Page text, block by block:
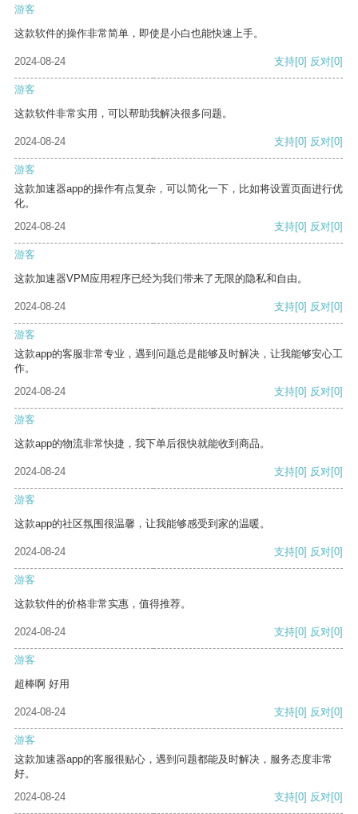
游客
这款软件的操作非常简单，即使是小白也能快速上手。
2024-08-24 支持[0] 反对[0]
游客
这款软件非常实用，可以帮助我解决很多问题。
2024-08-24 支持[0] 反对[0]
游客
这款加速器app的操作有点复杂，可以简化一下，比如将设置页面进行优
化。
2024-08-24
支持[0] 反对[0]
游客
这款加速器VPM应用程序已经为我们带来了无限的隐私和自由。
2024-08-24 支持[0] 反对[0]
游客
这款app的客服非常专业，遇到问题总是能够及时解决，让我能够安心工
作。
2024-08-24
支持[0] 反对[0]
游客
这款app的物流非常快捷，我下单后很快就能收到商品。
2024-08-24 支持[0] 反对[0]
游客
这款app的社区氛围很温馨，让我能够感受到家的温暖。
2024-08-24 支持[0] 反对[0]
游客
这款软件的价格非常实惠，值得推荐。
2024-08-24 支持[0] 反对[0]
游客
超棒啊 好用
2024-08-24 支持[0] 反对[0]
游客
这款加速器app的客服很贴心，遇到问题都能及时解决，服务态度非常
好。
2024-08-24
支持[0] 反对[0]